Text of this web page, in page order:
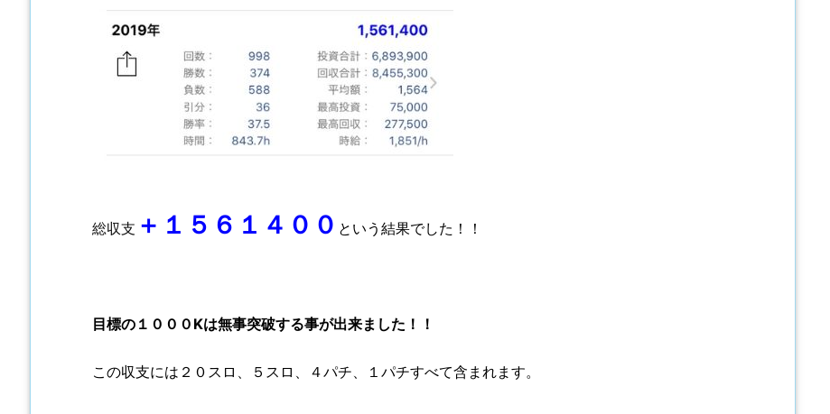
総収支 ＋１５６１４００ という結果でした！！
目標の１０００Kは無事突破する事が出来ました！！
この収支には２０スロ、５スロ、４パチ、１パチすべて含まれます。